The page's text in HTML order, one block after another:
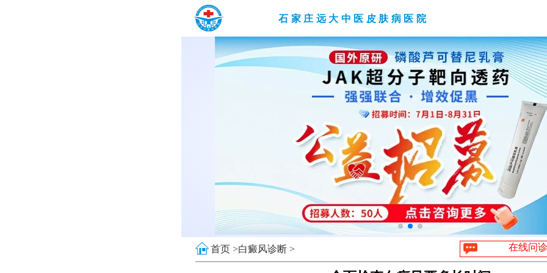
石家庄远大中医皮肤病医院
首页 >白癜风诊断 > 在线问